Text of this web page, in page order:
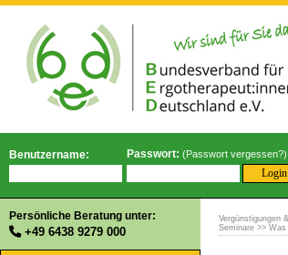
Benutzername: Passwort: (Passwort vergessen?)
Persönliche Beratung unter:
+49 6438 9279 000
Vergünstigungen
Seminare >>